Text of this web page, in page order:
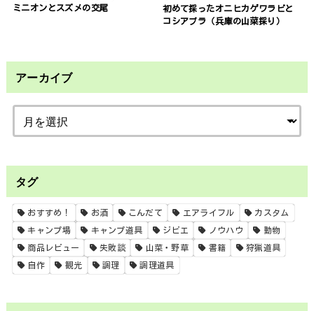
ミニオンとスズメの交尾
初めて採ったオニヒカゲワラビと
コシアブラ（兵庫の山菜採り）
アーカイブ
タグ
おすすめ！ お酒 こんだて エアライフル カスタム
キャンプ場 キャンプ道具 ジビエ ノウハウ 動物
商品レビュー 失敗談 山菜・野草 書籍 狩猟道具
自作 観光 調理 調理道具